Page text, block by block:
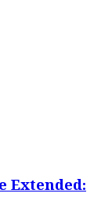
Extended: